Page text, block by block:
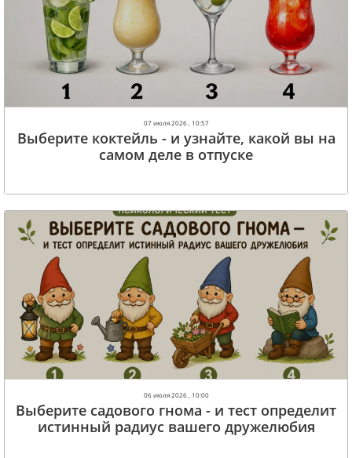
07 июля 2026 , 10:57
Выберите коктейль - и узнайте, какой вы на
самом деле в отпуске
06 июля 2026 , 10:00
Выберите садового гнома - и тест определит
истинный радиус вашего дружелюбия